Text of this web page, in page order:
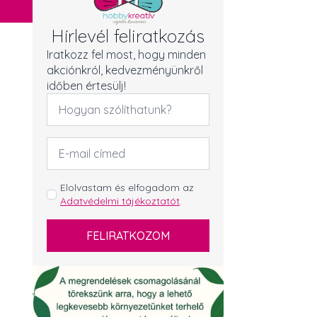
Hírlevél feliratkozás
Iratkozz fel most, hogy minden
akciónkról, kedvezményünkről
időben értesülj!
Név
Email
cím
GDPR
*
Elolvastam és elfogadom az
Adatvédelmi tájékoztatót.
FELIRATKOZOM